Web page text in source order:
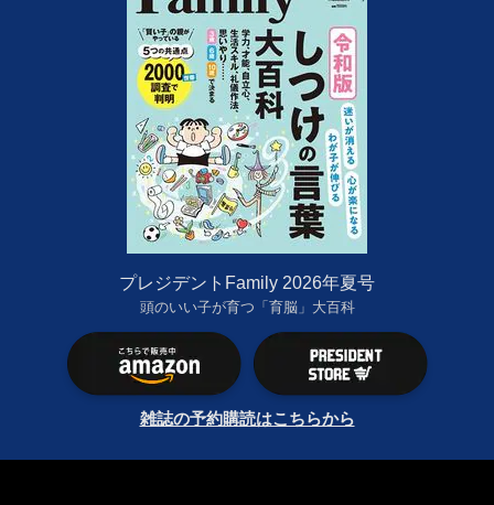
プレジデントFamily 2026年夏号
頭のいい子が育つ「育脳」大百科
雑誌の予約購読はこちらから